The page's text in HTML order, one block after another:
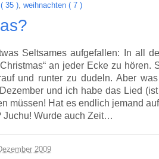
35 ), weihnachten ( 7 )
Seltsames aufgefallen: In all
an jeder Ecke zu hören.
und runter zu dudeln. Aber
und ich habe das Lied
müssen! Hat es endlich jemand
Juchu! Wurde auch Zeit…
2009